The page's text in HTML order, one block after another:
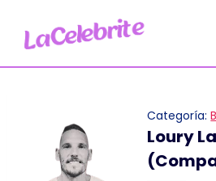
contenu
Categoría:
Loury